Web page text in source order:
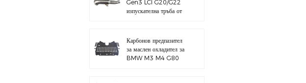
Gen3 LCI G20/G22
изпускателна тръба от
Карбонов предпазител
за маслен охладител за
BMW M3 M4 G80